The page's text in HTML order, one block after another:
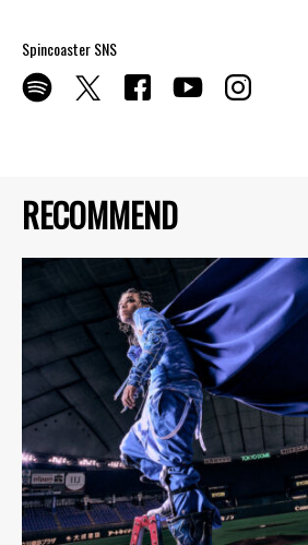
RECOMMEND
Spincoaster SNS